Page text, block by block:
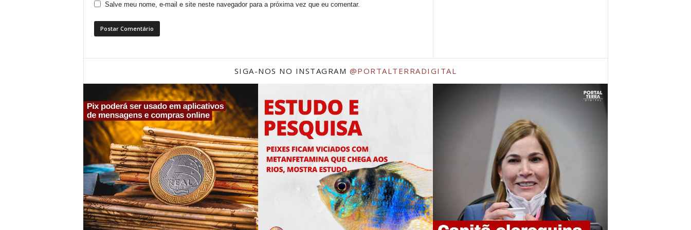
Salve meu nome, e-mail e site neste navegador para a próxima vez que eu comentar.
SIGA-NOS NO INSTAGRAM @PORTALTERRADIGITAL